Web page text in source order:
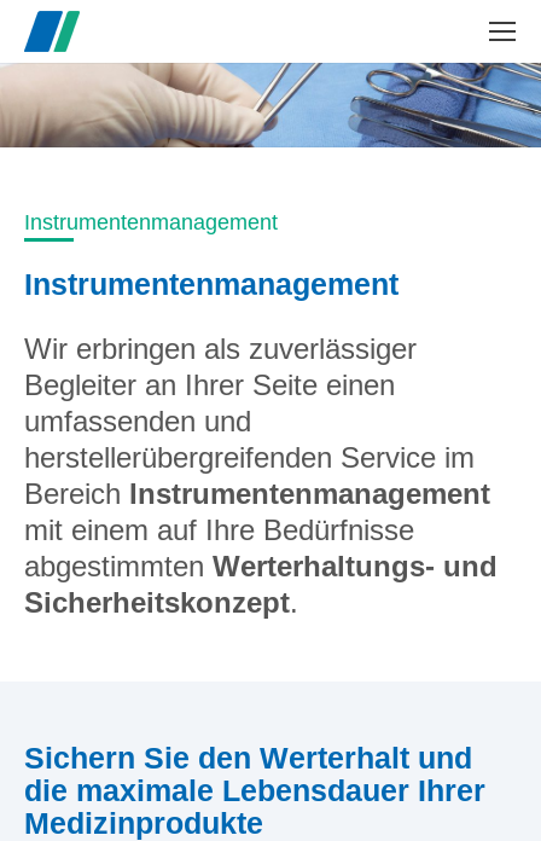
Search:
Instrumentenmanagement
Instrumentenmanagement
Wir erbringen als zuverlässiger
Begleiter an Ihrer Seite einen
umfassenden und
herstellerübergreifenden Service im
Bereich Instrumentenmanagement
mit einem auf Ihre Bedürfnisse
abgestimmten Werterhaltungs- und
Sicherheitskonzept.
Sichern Sie den Werterhalt und
die maximale Lebensdauer Ihrer
Medizinprodukte